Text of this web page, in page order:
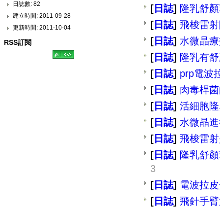
[日誌] 隆乳舒
[日誌] 飛梭雷
[日誌] 水微晶
[日誌] 隆乳有
[日誌] prp電波
[日誌] 肉毒桿
[日誌] 活細胞
[日誌] 水微晶
[日誌] 飛梭雷
[日誌] 隆乳舒
3
[日誌] 電波拉
[日誌] 飛針手
日誌數: 82
建立時間: 2011-09-28
更新時間: 2011-10-04
RSS訂閱